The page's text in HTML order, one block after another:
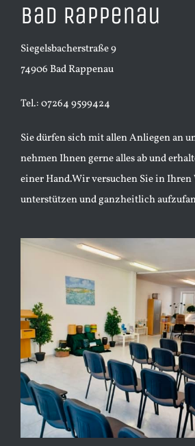
Bad Rappenau
Siegelsbacherstraße 9
74906 Bad Rappenau
Tel.: 07264 9599424
Sie dürfen sich mit allen Anliegen an
nehmen Ihnen gerne alles ab und
einer Hand.Wir versuchen Sie in Ihren
unterstützen und ganzheitlich